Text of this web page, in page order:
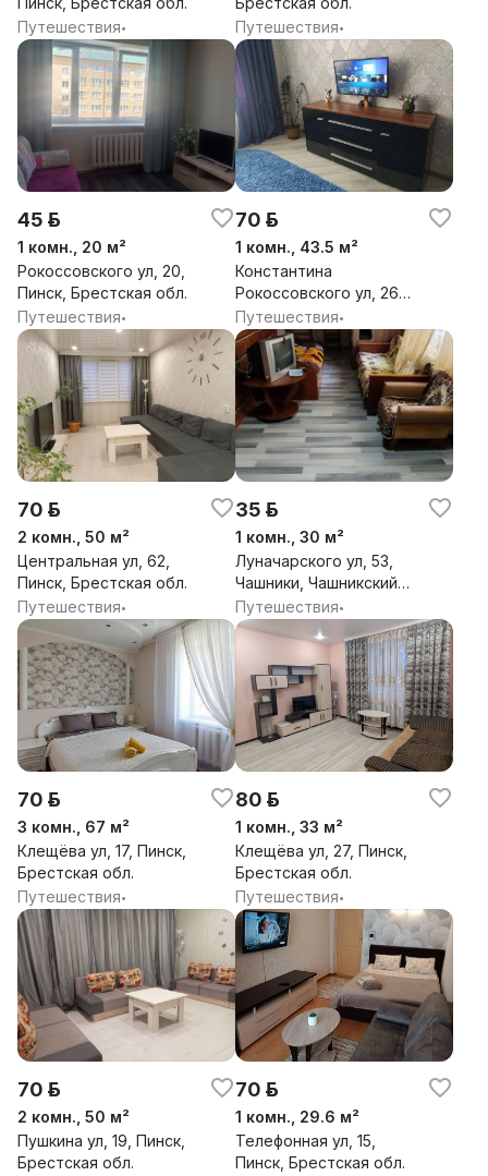
Путешествия•
Путешествия•
45 р.
1 комн., 20 м²
Рокоссовского ул, 20,
Пинск, Брестская обл.
Путешествия•
70 р.
1 комн., 43.5 м²
Константина
Рокоссовского ул, 26В,
Пинск, Брестская обл.
Путешествия•
70 р.
2 комн., 50 м²
Центральная ул, 62,
Пинск, Брестская обл.
Путешествия•
35 р.
1 комн., 30 м²
Луначарского ул, 53,
Чашники, Чашникский
район, Витебская обл.
Путешествия•
70 р.
3 комн., 67 м²
Клещёва ул, 17, Пинск,
Брестская обл.
Путешествия•
80 р.
1 комн., 33 м²
Клещёва ул, 27, Пинск,
Брестская обл.
Путешествия•
70 р.
2 комн., 50 м²
Пушкина ул, 19, Пинск,
Брестская обл.
70 р.
1 комн., 29.6 м²
Телефонная ул, 15,
Пинск, Брестская обл.